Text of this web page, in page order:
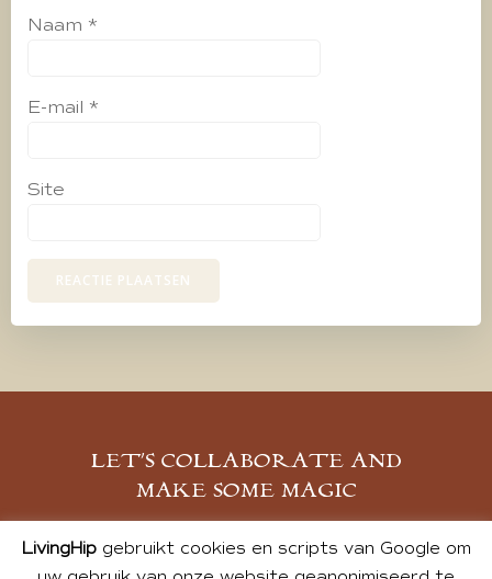
Naam *
E-mail *
Site
LET’S COLLABORATE AND
MAKE SOME MAGIC
MELD JE AAN
LivingHipgebruikt cookies en scripts van Google om